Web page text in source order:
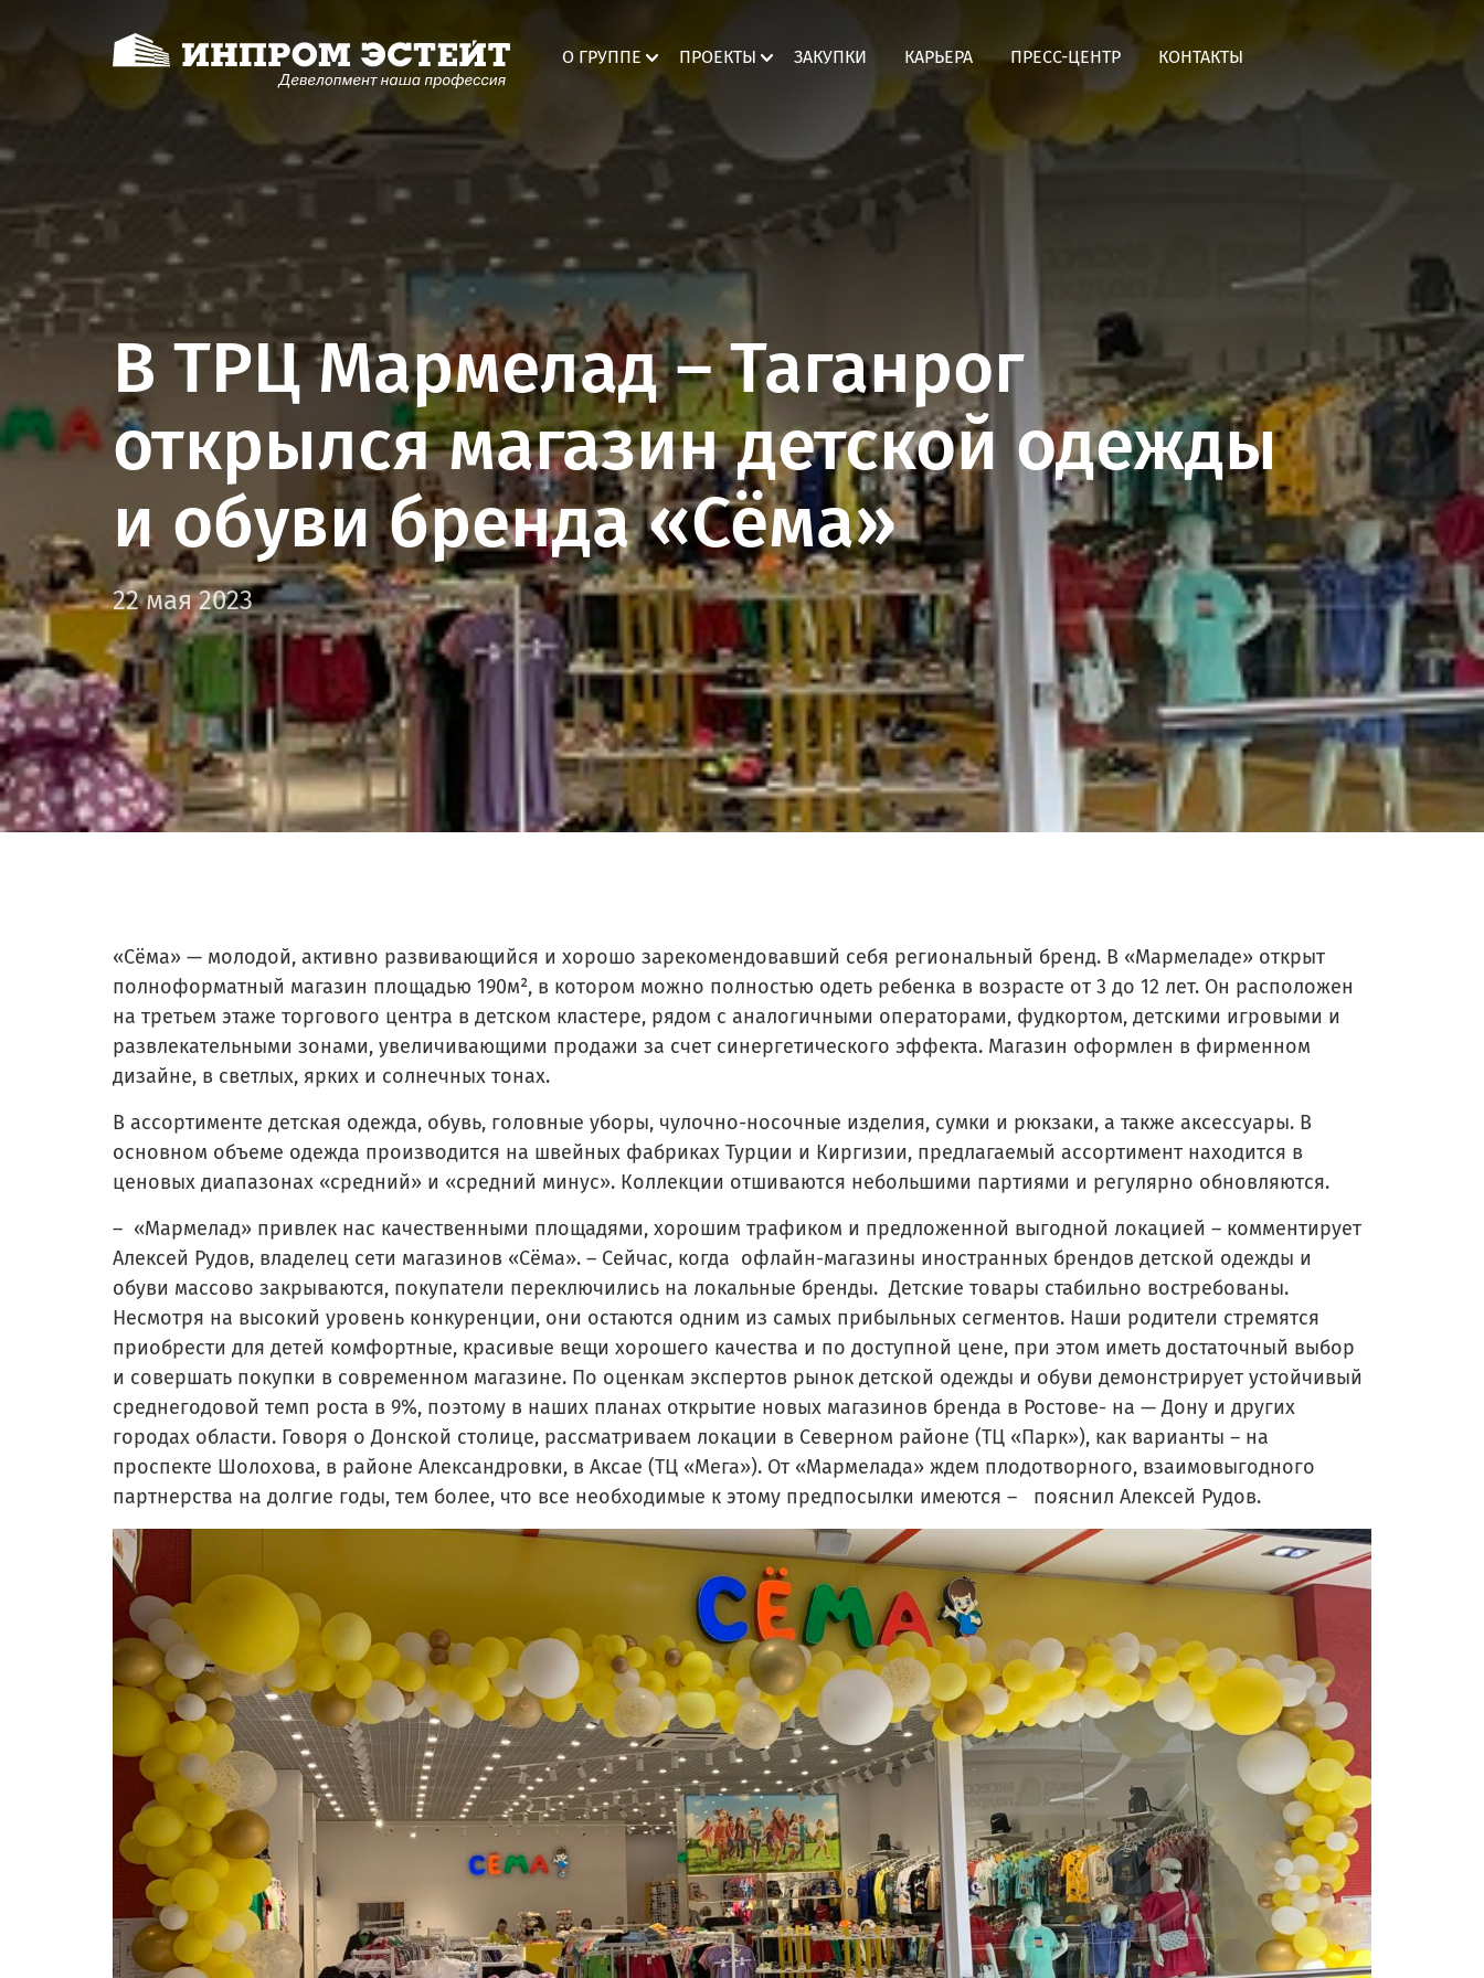
О ГРУППЕ ПРОЕКТЫ
ТРЦ «Мармелад»
Таганрог
ТРК «Мармелад»
Мегамолл «Мармелад»
Оренбург
ТК «СтройМаркет»
Брянск
ОРК «ХОЗЯИН»
Краснодар
ПСК «Хозяин»
Ульяновск
Паназиатский ресторан Sakura
Креативный паста-бар Закрути
Таганрог
СК «Адреналин»
Таганрог
Кинотеатр Мармелад Синема
Оренбург
ЗАКУПКИ КАРЬЕРА ПРЕСС-ЦЕНТР КОНТАКТЫ
В ТРЦ Мармелад – Таганрог
открылся магазин детской одежды
и обуви бренда «Сёма»
22 мая 2023
«Сёма» — молодой, активно развивающийся и хорошо зарекомендовавший себя региональный бренд. В «Мармеладе» открыт
полноформатный магазин площадью 190м², в котором можно полностью одеть ребенка в возрасте от 3 до 12 лет. Он расположен
на третьем этаже торгового центра в детском кластере, рядом с аналогичными операторами, фудкортом, детскими игровыми и
развлекательными зонами, увеличивающими продажи за счет синергетического эффекта. Магазин оформлен в фирменном
дизайне, в светлых, ярких и солнечных тонах.
В ассортименте детская одежда, обувь, головные уборы, чулочно-носочные изделия, сумки и рюкзаки, а также аксессуары. В
основном объеме одежда производится на швейных фабриках Турции и Киргизии, предлагаемый ассортимент находится в
ценовых диапазонах «средний» и «средний минус». Коллекции отшиваются небольшими партиями и регулярно обновляются.
– «Мармелад» привлек нас качественными площадями, хорошим трафиком и предложенной выгодной локацией – комментирует
Алексей Рудов, владелец сети магазинов «Сёма». – Сейчас, когда офлайн-магазины иностранных брендов детской одежды и
обуви массово закрываются, покупатели переключились на локальные бренды. Детские товары стабильно востребованы.
Несмотря на высокий уровень конкуренции, они остаются одним из самых прибыльных сегментов. Наши родители стремятся
приобрести для детей комфортные, красивые вещи хорошего качества и по доступной цене, при этом иметь достаточный выбор
и совершать покупки в современном магазине. По оценкам экспертов рынок детской одежды и обуви демонстрирует устойчивый
среднегодовой темп роста в 9%, поэтому в наших планах открытие новых магазинов бренда в Ростове- на — Дону и других
городах области. Говоря о Донской столице, рассматриваем локации в Северном районе (ТЦ «Парк»), как варианты – на
проспекте Шолохова, в районе Александровки, в Аксае (ТЦ «Мега»). От «Мармелада» ждем плодотворного, взаимовыгодного
партнерства на долгие годы, тем более, что все необходимые к этому предпосылки имеются – пояснил Алексей Рудов.